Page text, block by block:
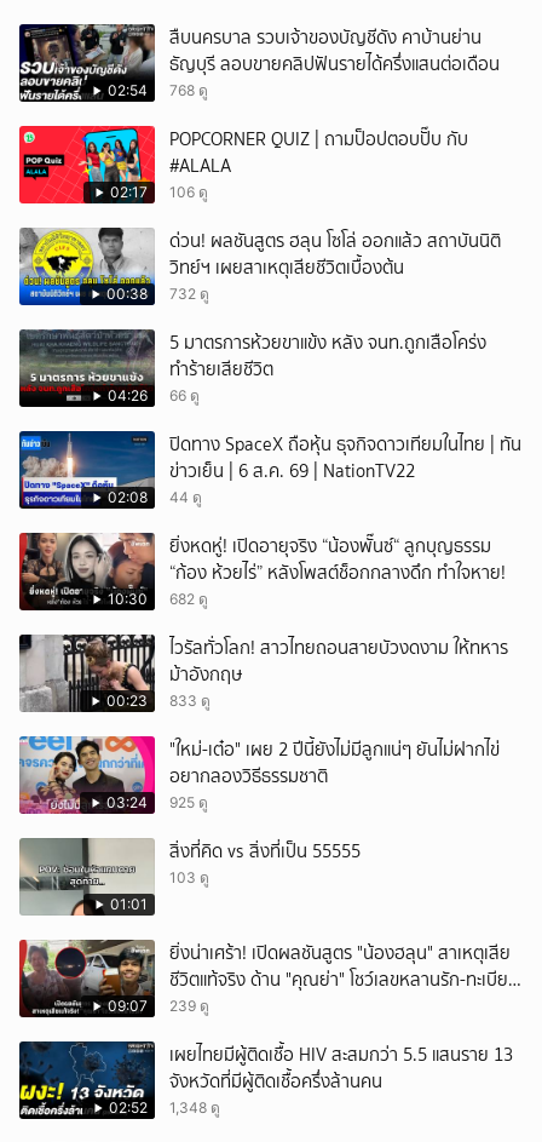
02:54
สืบนครบาล รวบเจ้าของบัญชีดัง คาบ้านย่าน
ธัญบุรี ลอบขายคลิปฟันรายได้ครึ่งแสนต่อเดือน
768 ดู
02:17
POPCORNER QUIZ | ถามป็อปตอบปั๊บ กับ
#ALALA
106 ดู
00:38
ด่วน! ผลชันสูตร ฮลุน โซโล่ ออกแล้ว สถาบันนิติ
วิทย์ฯ เผยสาเหตุเสียชีวิตเบื้องต้น
732 ดู
04:26
5 มาตรการห้วยขาแข้ง หลัง จนท.ถูกเสือโคร่ง
ทำร้ายเสียชีวิต
66 ดู
02:08
ปิดทาง SpaceX ถือหุ้น ธุจกิจดาวเทียมในไทย | ทัน
ข่าวเย็น | 6 ส.ค. 69 | NationTV22
44 ดู
10:30
ยิ่งหดหู่! เปิดอายุจริง “น้องพั๊นซ์“ ลูกบุญธรรม
“ก้อง ห้วยไร่” หลังโพสต์ช็อกกลางดึก ทำใจหาย!
682 ดู
00:23
ไวรัลทั่วโลก! สาวไทยถอนสายบัวงดงาม ให้ทหาร
ม้าอังกฤษ
833 ดู
03:24
"ใหม่-เต๋อ" เผย 2 ปีนี้ยังไม่มีลูกแน่ๆ ยันไม่ฝากไข่
อยากลองวิธีธรรมชาติ
925 ดู
01:01
สิ่งที่คิด vs สิ่งที่เป็น 55555
103 ดู
09:07
ยิ่งน่าเศร้า! เปิดผลชันสูตร "น้องฮลุน" สาเหตุเสีย
ชีวิตแท้จริง ด้าน "คุณย่า" โชว์เลขหลานรัก-ทะเบียน
รถเคลื่อนร่าง!
239 ดู
02:52
เผยไทยมีผู้ติดเชื้อ HIV สะสมกว่า 5.5 แสนราย 13
จังหวัดที่มีผู้ติดเชื้อครึ่งล้านคน
1,348 ดู